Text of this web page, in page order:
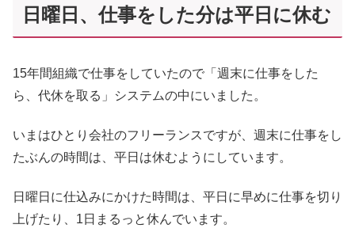
日曜日、仕事をした分は平日に休む
15年間組織で仕事をしていたので「週末に仕事をした
ら、代休を取る」システムの中にいました。
いまはひとり会社のフリーランスですが、週末に仕事をし
たぶんの時間は、平日は休むようにしています。
日曜日に仕込みにかけた時間は、平日に早めに仕事を切り
上げたり、1日まるっと休んでいます。